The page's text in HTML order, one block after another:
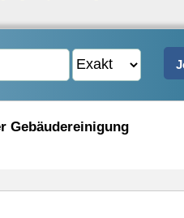
Gebäudereinigung